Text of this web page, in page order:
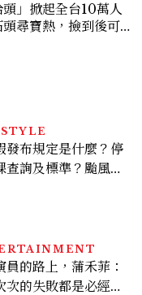
頭」掀起全台10萬人
尋寶熱，撿到後可以
發布規定是什麼？停
查詢及標準？颱風假
員的路上，蒲禾菲：
次的失敗都是必經過